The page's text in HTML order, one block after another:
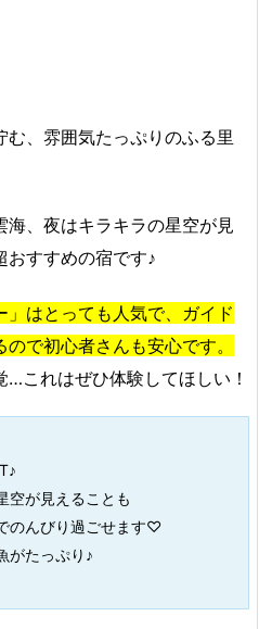
、雰囲気たっぷりのふる里
、夜はキラキラの星空が見
おすすめの宿です♪
はとっても人気で、ガイド
で初心者さんも安心です。
これはぜひ体験してほしい！
空が見えることも
のんびり過ごせます♡
がたっぷり♪